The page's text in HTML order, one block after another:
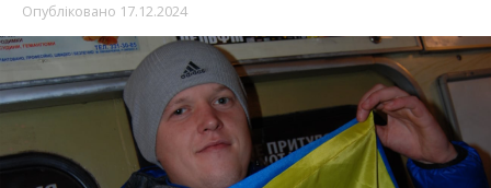
Опубліковано 17.12.2024